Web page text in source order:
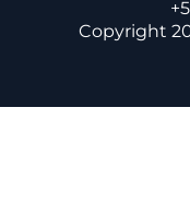
Copyright